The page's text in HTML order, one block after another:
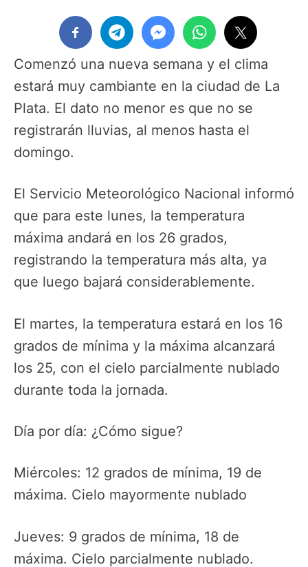
Comenzó una nueva semana y el clima
estará muy cambiante en la ciudad de La
Plata. El dato no menor es que no se
registrarán lluvias, al menos hasta el
domingo.
El Servicio Meteorológico Nacional informó
que para este lunes, la temperatura
máxima andará en los 26 grados,
registrando la temperatura más alta, ya
que luego bajará considerablemente.
El martes, la temperatura estará en los 16
grados de mínima y la máxima alcanzará
los 25, con el cielo parcialmente nublado
durante toda la jornada.
Día por día: ¿Cómo sigue?
Miércoles: 12 grados de mínima, 19 de
máxima. Cielo mayormente nublado
Jueves: 9 grados de mínima, 18 de
máxima. Cielo parcialmente nublado.